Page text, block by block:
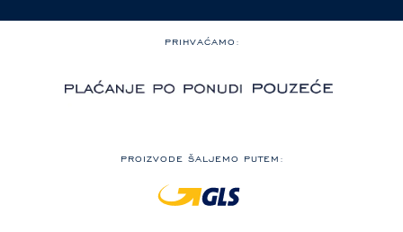
PRIHVAĆAMO:
PROIZVODE ŠALJEMO PUTEM: